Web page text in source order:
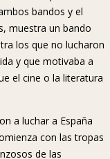
bandos y el
muestra un bando
los que no lucharon
y que motivaba a
el cine o la literatura
a luchar a España
con las tropas
de las